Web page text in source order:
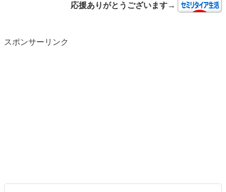
応援ありがとうございます→
スポンサーリンク